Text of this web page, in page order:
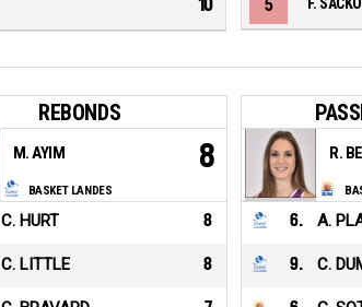
5
REBONDS
BASKET LANDES
M. AYIM 8
C. HURT 8
C. LITTLE 8
R.
6. A.
9. C.